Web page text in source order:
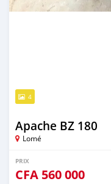
4
Apache BZ 180
Lomé
PRIX
CFA 560 000